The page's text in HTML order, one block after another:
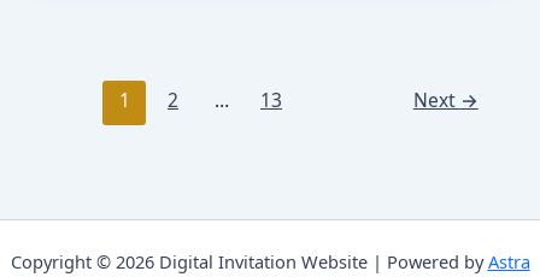
1 2 … 13 Next →
Copyright © 2026 Digital Invitation Website | Powered byAstra